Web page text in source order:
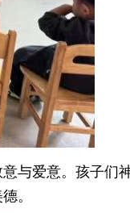
与爱意。孩子们
。